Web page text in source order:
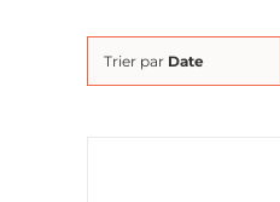
Trier par Date